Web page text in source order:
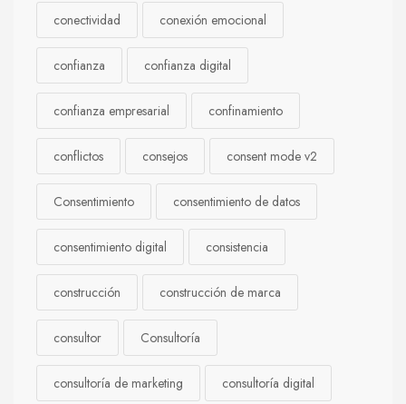
conectividad conexión emocional
confianza confianza digital
confianza empresarial confinamiento
conflictos consejos consent mode v2
Consentimiento consentimiento de datos
consentimiento digital consistencia
construcción construcción de marca
consultor Consultoría
consultoría de marketing consultoría digital